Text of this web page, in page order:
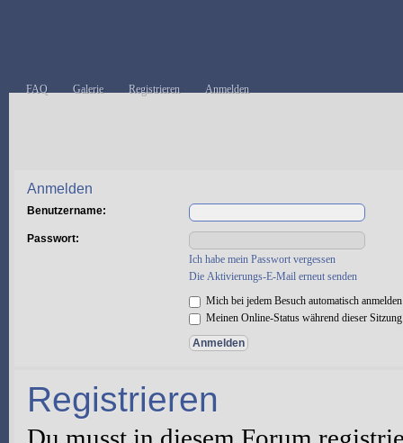
FAQ Galerie Registrieren Anmelden
Anmelden
Benutzername:
Passwort:
Ich habe mein Passwort vergessen
Die Aktivierungs-E-Mail erneut senden
Mich bei jedem Besuch automatisch anmelden
Meinen Online-Status während dieser
Registrieren